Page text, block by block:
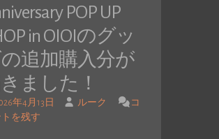
POP UP
in OIOIのグッ
追加購入分が
ました！
年4月13日 ルーク
コ
トを残す